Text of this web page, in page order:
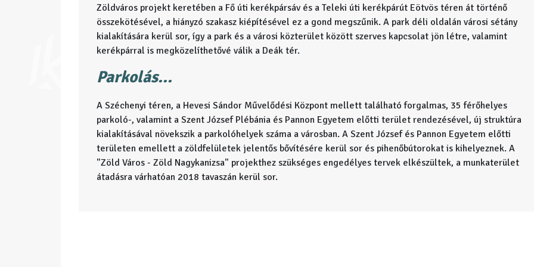
Zöldváros projekt keretében a Fő úti kerékpársáv és a Teleki úti kerékpárút Eötvös téren át történő
összekötésével, a hiányzó szakasz kiépítésével ez a gond megszűnik. A park déli oldalán városi sétány
kialakítására kerül sor, így a park és a városi közterület között szerves kapcsolat jön létre, valamint
kerékpárral is megközelíthetővé válik a Deák tér.
Parkolás...
A Széchenyi téren, a Hevesi Sándor Művelődési Központ mellett található forgalmas, 35 férőhelyes
parkoló-, valamint a Szent József Plébánia és Pannon Egyetem előtti terület rendezésével, új struktúra
kialakításával növekszik a parkolóhelyek száma a városban. A Szent József és Pannon Egyetem előtti
területen emellett a zöldfelületek jelentős bővítésére kerül sor és pihenőbútorokat is kihelyeznek. A
"Zöld Város - Zöld Nagykanizsa" projekthez szükséges engedélyes tervek elkészültek, a munkaterület
átadásra várhatóan 2018 tavaszán kerül sor.